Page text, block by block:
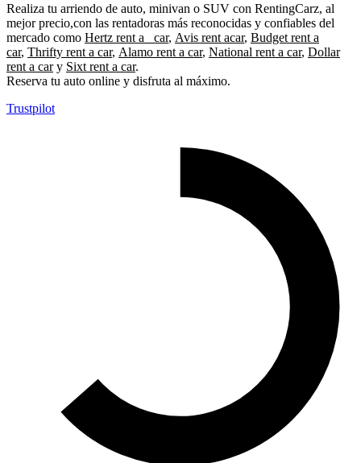
Realiza tu arriendo de auto, minivan o SUV con RentingCarz, al
mejor precio,con las rentadoras más reconocidas y confiables del
mercado como Hertz rent a car, Avis rent acar, Budget rent a
car, Thrifty rent a car, Alamo rent a car, National rent a car, Dollar
rent a cary Sixt rent a car.
Reserva tu auto online y disfruta al máximo.
Trustpilot